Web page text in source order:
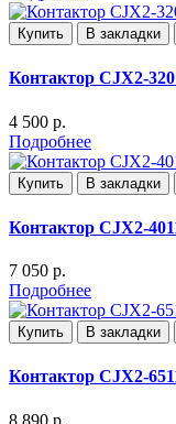
Купить В закладки
Контактор CJX2-
4 500 р.
Подробнее
Купить В закладки
Контактор CJX2-
7 050 р.
Подробнее
Купить В закладки
Контактор CJX2-
8 890 р.